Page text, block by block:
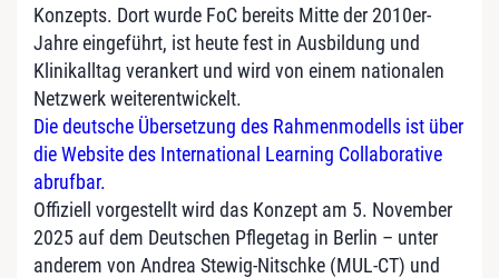
Konzepts. Dort wurde FoC bereits Mitte der 2010er-
Jahre eingeführt, ist heute fest in Ausbildung und
Klinikalltag verankert und wird von einem nationalen
Netzwerk weiterentwickelt.
Die deutsche Übersetzung des Rahmenmodells ist über
die Website des International Learning Collaborative
abrufbar.
Offiziell vorgestellt wird das Konzept am 5. November
2025 auf dem Deutschen Pflegetag in Berlin – unter
anderem von Andrea Stewig-Nitschke (MUL-CT) und